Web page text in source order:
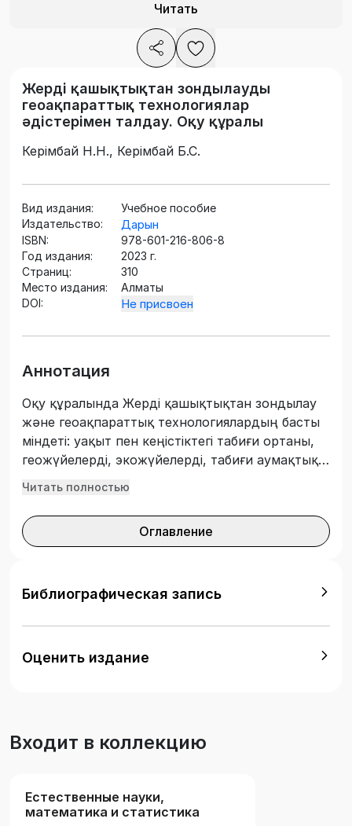
Читать
Жерді қашықтықтан зондылауды
геоақпараттық технологиялар
әдістерімен талдау. Оқу құралы
Керімбай Н.Н., Керімбай Б.С.
Вид издания:
Учебное пособие
Издательство:
Дарын
ISBN:
978-601-216-806-8
Год издания:
2023 г.
Страниц:
310
Место издания:
Алматы
DOI:
Не присвоен
Аннотация
Оқу құралында Жерді қашықтықтан зондылау
және геоақпараттық технологиялардың басты
міндеті: уақыт пен кеңістіктегі табиғи ортаны,
геожүйелерді, экожүйелерді, табиғи аумақтық
кешендерді зерттеудің жоғары дәлдігіне
нәтижелерін тұжырымдаудың жетілдірілген
әдістері қарастырылған. Геоақпараттық
теориясын, қолданбалы математика,
мүмкiншiлiктерiн үйлестіретін кешенді әдіс
болғандықтан ғылыми зерттеу жұмыстарында
қолдану бойынша ұсыныстар берілген. Бұл оқу
докторанттарға, кәсіби және техникалық білім
арналған.
Читать полностью
Оглавление
Библиографическая запись
Оценить издание
Входит в коллекцию
Естественные науки,
математика и статистика